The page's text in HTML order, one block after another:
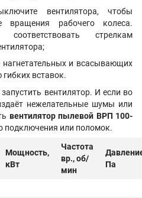
вентилятора, чтобы
вращения рабочего колеса.
стрелкам
нагнетательных и всасывающих
вставок.
вентилятор. И если во
нежелательные шумы или
вентилятор пылевой ВРП 100-
подключения или поломок.
Мощность,
кВт
Частота
вр., об/
мин
Па